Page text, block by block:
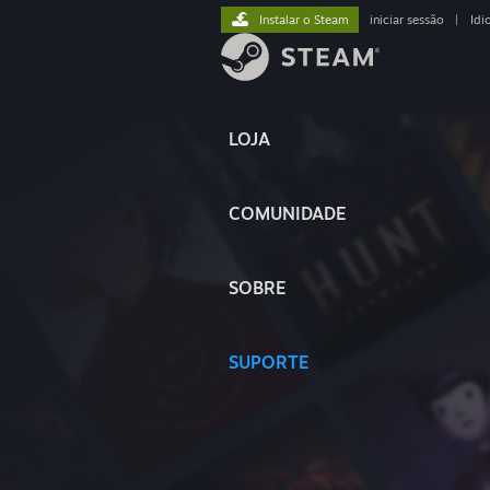
LOJA
COMUNIDADE
SOBRE
SUPORTE
Instalar o Steam iniciar sessão